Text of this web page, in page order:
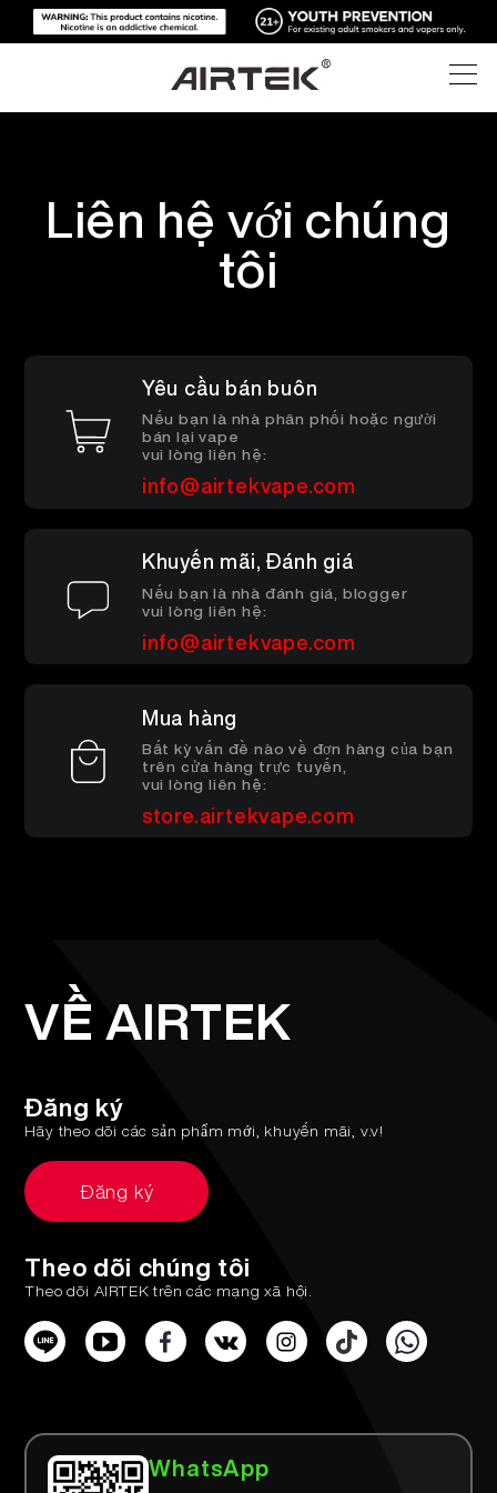
TẤT CẢ
VAPE DÙNG MỘT LẦN
MÁY CÓ THỂ THAY THẾ
POD CÓ THỂ THAY THẾ
CỬA HÀNG TRỰC TUYẾN
CỬA HÀNG TRỰC TUYẾN
CÔNG NGHỆ CAO
BLOG
HỖ TRỢ
BỘ DỮ LIỆU TRUYỀN THÔNG
CÂU HỎI THƯỜNG GẶP
VỀ CHÚNG TÔI
VỀ CHÚNG TÔI
LIÊN HỆ CHÚNG TÔI
VI
English
Español
Русский
More >
Liên hệ với chúng
tôi
Yêu cầu bán buôn
Nếu bạn là nhà phân phối hoặc người
bán lại vape
vui lòng liên hệ:
info@airtekvape.com
Khuyến mãi, Đánh giá
Nếu bạn là nhà đánh giá, blogger
vui lòng liên hệ:
info@airtekvape.com
Mua hàng
Bất kỳ vấn đề nào về đơn hàng của bạn
trên cửa hàng trực tuyến,
vui lòng liên hệ:
store.airtekvape.com
VỀ AIRTEK
Đăng ký
Hãy theo dõi các sản phẩm mới, khuyến mãi, v.v!
Đăng ký
Theo dõi chúng tôi
Theo dõi AIRTEK trên các mạng xã hội.
WhatsApp